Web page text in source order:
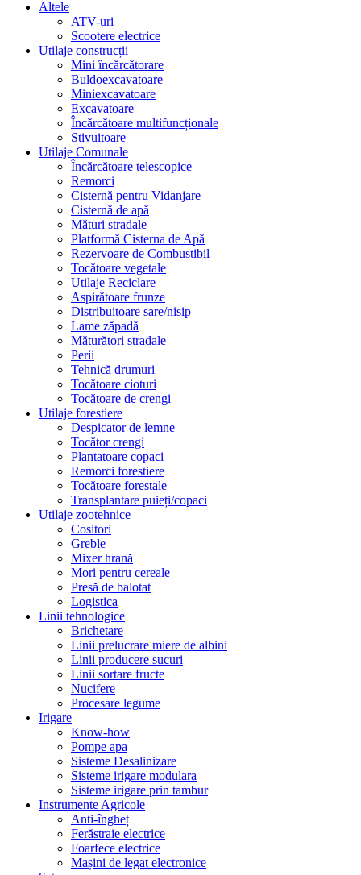
Altele
ATV-uri
Scootere electrice
Utilaje construcții
Mini încărcătorare
Buldoexcavatoare
Miniexcavatoare
Excavatoare
Încărcătoare multifuncționale
Stivuitoare
Utilaje Comunale
Încărcătoare telescopice
Remorci
Cisternă pentru Vidanjare
Cisternă de apă
Mături stradale
Platformă Cisterna de Apă
Rezervoare de Combustibil
Tocătoare vegetale
Utilaje Reciclare
Aspirătoare frunze
Distribuitoare sare/nisip
Lame zăpadă
Măturători stradale
Perii
Tehnică drumuri
Tocătoare cioturi
Tocătoare de crengi
Utilaje forestiere
Despicator de lemne
Tocător crengi
Plantatoare copaci
Remorci forestiere
Tocătoare forestale
Transplantare puieți/copaci
Utilaje zootehnice
Cositori
Greble
Mixer hrană
Mori pentru cereale
Presă de balotat
Logistica
Linii tehnologice
Brichetare
Linii prelucrare miere de albini
Linii producere sucuri
Linii sortare fructe
Nucifere
Procesare legume
Irigare
Know-how
Pompe apa
Sisteme Desalinizare
Sisteme irigare modulara
Sisteme irigare prin tambur
Instrumente Agricole
Anti-îngheț
Ferăstraie electrice
Foarfece electrice
Mașini de legat electronice